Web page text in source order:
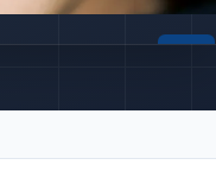
مميز